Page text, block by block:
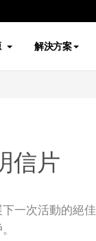
解決方案
信片
一次活動的絕